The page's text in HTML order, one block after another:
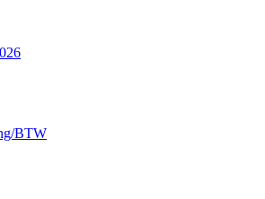
BTW